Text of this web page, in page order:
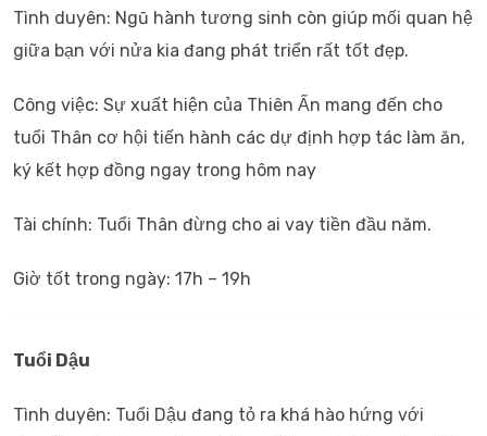
Tình duyên: Ngũ hành tương sinh còn giúp mối quan hệ
giữa bạn với nửa kia đang phát triển rất tốt đẹp.
Công việc: Sự xuất hiện của Thiên Ấn mang đến cho
tuổi Thân cơ hội tiến hành các dự định hợp tác làm ăn,
ký kết hợp đồng ngay trong hôm nay
Tài chính: Tuổi Thân đừng cho ai vay tiền đầu năm.
Giờ tốt trong ngày: 17h – 19h
Tuổi Dậu
Tình duyên: Tuổi Dậu đang tỏ ra khá hào hứng với